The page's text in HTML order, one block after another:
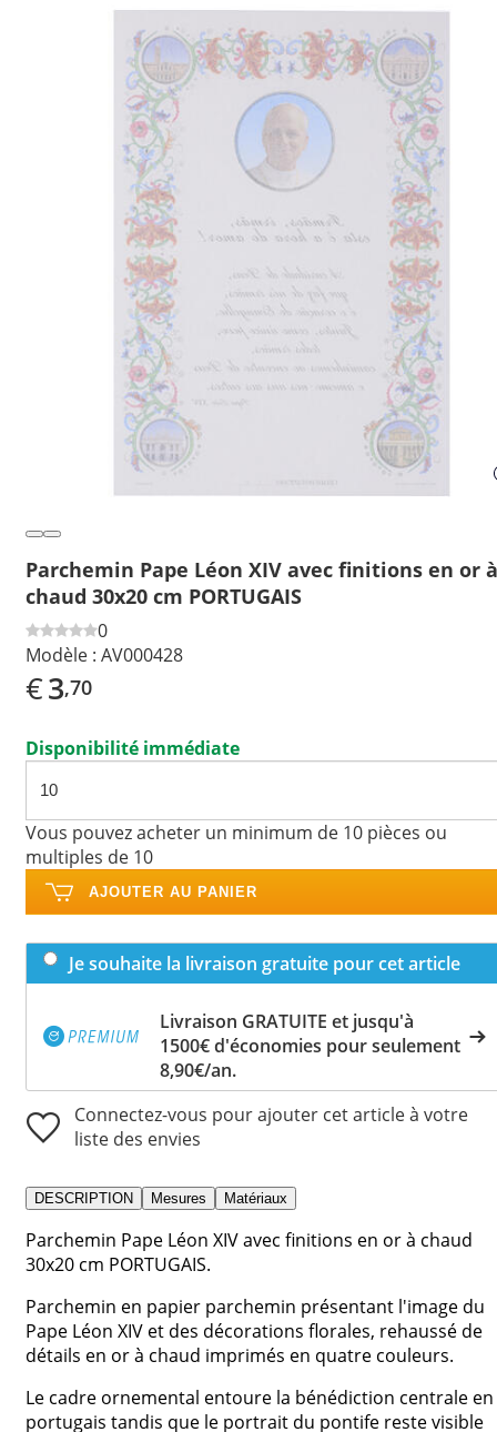
Parchemin Pape Léon XIV avec finitions en or à
chaud 30x20 cm PORTUGAIS
0
Modèle : AV000428
€3,70
Disponibilité immédiate
Vous pouvez acheter un minimum de 10 pièces ou
multiples de 10
AJOUTER AU PANIER
Je souhaite la livraison gratuite pour cet article
Livraison GRATUITE et jusqu'à
1500€ d'économies pour seulement
8,90€/an.
Connectez-vous pour ajouter cet article à votre
liste des envies
DESCRIPTION Mesures Matériaux
Parchemin Pape Léon XIV avec finitions en or à chaud
30x20 cm PORTUGAIS.
Parchemin en papier parchemin présentant l'image du
Pape Léon XIV et des décorations florales, rehaussé de
détails en or à chaud imprimés en quatre couleurs.
Le cadre ornemental entoure la bénédiction centrale en
portugais tandis que le portrait du pontife reste visible